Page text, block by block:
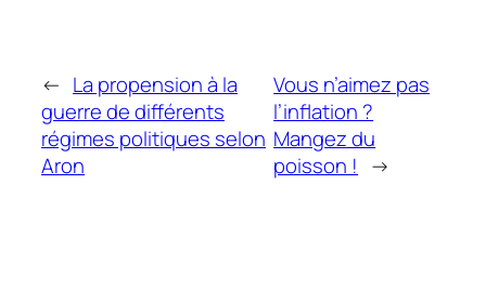
← La propension à la
guerre de différents
régimes politiques selon
Aron
Vous n’aimez pas
l’inflation ?
Mangez du
poisson ! →